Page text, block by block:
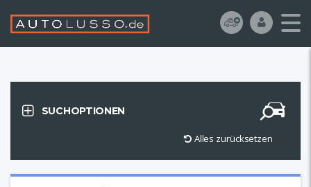
SUCHOPTIONEN
Alles zurücksetzen